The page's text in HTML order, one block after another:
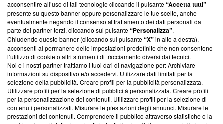
contro le fake news
ABOUT LINEA EDITORIALE
Questa sezione offre informazioni trasparenti su Blasting
News, sui nostri processi editoriali e su come ci impegniamo a
creare news di qualità. Inoltre, afferma la nostra aderenza a
‘Trust Project - News with Integrity’Blasting News non è
ancora membro del programma, ma ha richiesto di farne
parte; Trust Project non ha ancora effettuato una verifica di
conformità agli standard.
acconsentire all’uso di tali tecnologie cliccando il pulsante“Accetta tutti”
presente su questo banner oppure personalizzare le tue scelte, anche
eventualmente negando il consenso al trattamento dei dati personali da
parte dei partner terzi, cliccando sul pulsante“Personalizza”.
Chiudendo questo banner (cliccando sul pulsante“X”in alto a destra),
acconsenti al permanere delle impostazioni predefinite che non consentono
l’utilizzo di cookie o altri strumenti di tracciamento diversi dai tecnici.
Noi e i nostri partner trattiamo i tuoi dati di navigazione per: Archiviare
informazioni su dispositivo e/o accedervi. Utilizzare dati limitati per la
selezione della pubblicità. Creare profili per la pubblicità personalizzata.
Utilizzare profili per la selezione di pubblicità personalizzata. Creare profili
per la personalizzazione dei contenuti. Utilizzare profili per la selezione di
contenuti personalizzati. Misurare le prestazioni degli annunci. Misurare le
prestazioni dei contenuti. Comprendere il pubblico attraverso statistiche o la